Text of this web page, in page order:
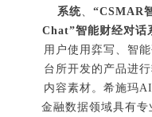
系统、 “CSMAR
Chat”智能财经对话
用户使用弈写、智
台所开发的产品进
内容素材。希施玛
金融数据领域具有专